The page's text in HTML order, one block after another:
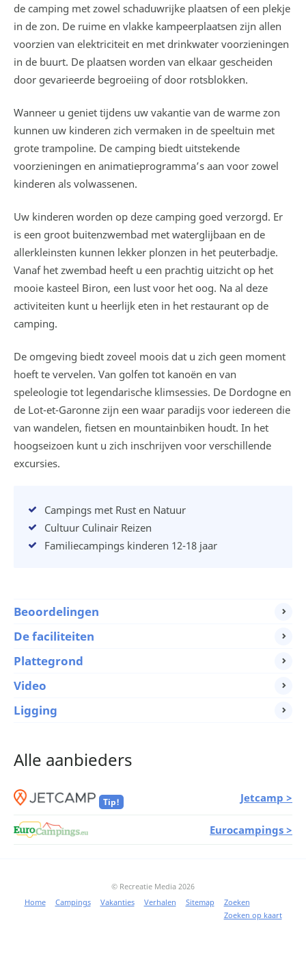
de camping met zowel schaduwrijke plaatsen of een plekje
in de zon. De ruime en vlakke kampeerplaatsen zijn allen
voorzien van elektriciteit en met drinkwater voorzieningen
in de buurt. De plaatsen worden van elkaar gescheiden
door gevarieerde begroeiing of door rotsblokken.
Wanneer u geniet tijdens uw vakantie van de warme zon
kunnen uw kinderen zich vermaken in de speeltuin met
grote trampoline. De camping biedt uitstekende
voorzieningen en animatieprogramma’s aan voor zowel
kinderen als volwassenen.
Uw kinderen worden op deze camping goed verzorgd. Er
is een groot buitenzwembad met waterglijbaan en de
allerkleinsten kunnen lekker plonzen in het peuterbadje.
Vanaf het zwembad heeft u een prachtig uitzicht op het
mooie kasteel Biron, een lust voor het oog. Na al deze
activiteiten kunt u heerlijk eten in het restaurant op de
camping.
De omgeving biedt zoveel moois dat u zich geen moment
hoeft te vervelen. Van golfen tot kanoën en van
speleologie tot legendarische klimsessies. De Dordogne en
de Lot-et-Garonne zijn een waar paradijs voor iedereen die
van wandelen, fietsen en mountainbiken houdt. In het
hoogseizoen kunt u zich inschrijven voor verschillende
excursies.
Campings met Rust en Natuur
Cultuur Culinair Reizen
Familiecampings kinderen 12-18 jaar
Beoordelingen
De faciliteiten
Plattegrond
Video
Ligging
Alle aanbieders
Tip! Jetcamp >
Eurocampings >
© Recreatie Media 2026
Home
Campings Vakanties Verhalen Sitemap
Zoeken
Zoeken op kaart